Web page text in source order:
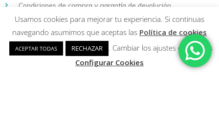
Condiciones de compra y garantía de devolución
AVISOS LEGALES
Aviso legal
Política de privacidad y protección de datos
Usamos cookies para mejorar tu experiencia. Si continuas
navegando asumimos que aceptas las Política de cookies
ACEPTAR TODAS RECHAZAR
. Cambiar los ajustes de cookies
Configurar Cookies